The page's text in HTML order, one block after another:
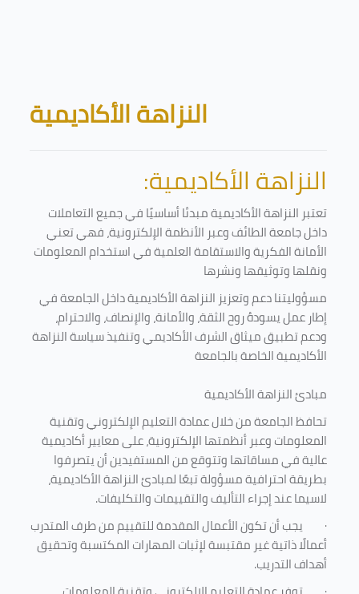
Blocks
النزاهة الأكاديمية
النزاهة الأكاديمية:
تعتبر النزاهة الأكاديمية مبدئا أساسيًا في جميع التعاملات
داخل جامعة الطائف وعبر الأنظمة الإلكترونية، فهي تعني
الأمانة الفكرية والاستقامة العلمية في استخدام المعلومات
ونقلها وتوثيقها ونشرها
مسؤوليتنا دعم وتعزيز النزاهة الأكاديمية داخل الجامعة في
إطار عمل يسودهُ روح الثقة، والأمانة، والإنصاف، والاحترام،
ودعم تطبيق ميثاق الشرف الأكاديمي وتنفيذ سياسة النزاهة
الأكاديمية الخاصة بالجامعة
مبادئ النزاهة الأكاديمية
تحافظ الجامعة من خلال عمادة التعليم الإلكتروني وتقنية
المعلومات وعبر أنظمتها الإلكترونية، على معايير أكاديمية
عالية في مساقاتها وتتوقع من المستفيدين أن يتصرفوا
بطريقة احترافية مسؤولة تبعًا لمبادئ النزاهة الأكاديمية،
لاسيما عند إجراء التأليف والتقييمات والتكليفات.
· يجب أن تكون الأعمال المقدمة للتقييم من طرف المتدرب
أعمالًا ذاتية غير مقتبسة لإثبات المهارات المكتسبة وتحقيق
أهداف التدريب.